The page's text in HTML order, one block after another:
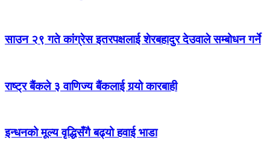
साउन २९ गते कांग्रेस इतरपक्षलाई शेरबहादुर देउवाले सम्बोधन गर्ने
राष्ट्र बैंकले ३ वाणिज्य बैंकलाई गर्‍यो कारबाही
इन्धनको मूल्य वृद्धिसँगै बढ्यो हवाई भाडा